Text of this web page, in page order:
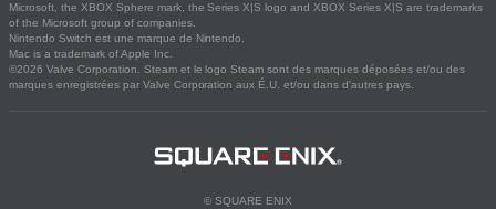
Microsoft, the XBOX Sphere mark, the Series X|S logo and XBOX Series X|S are trademarks
of the Microsoft group of companies.
Nintendo Switch est une marque de Nintendo.
Mac is a trademark of Apple Inc.
©2026 Valve Corporation. Steam et le logo Steam sont des marques déposées et/ou des
marques enregistrées par Valve Corporation aux É.U. et/ou dans d'autres pays.
© SQUARE ENIX